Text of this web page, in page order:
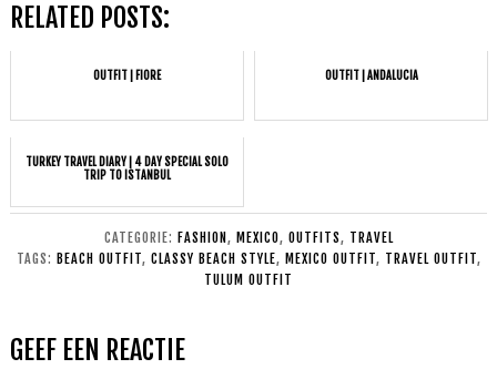
RELATED POSTS:
OUTFIT | FIORE OUTFIT | ANDALUCIA
TURKEY TRAVEL DIARY | 4 DAY SPECIAL SOLO
TRIP TO ISTANBUL
CATEGORIE: FASHION , MEXICO, OUTFITS, TRAVEL
TAGS: BEACH OUTFIT, CLASSY BEACH STYLE, MEXICO OUTFIT, TRAVEL OUTFIT,
TULUM OUTFIT
GEEF EEN REACTIE